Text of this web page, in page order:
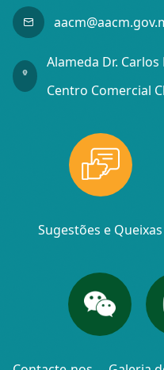
Alameda Dr. Carlos
Centro Comercial
Sugestões e Queixas